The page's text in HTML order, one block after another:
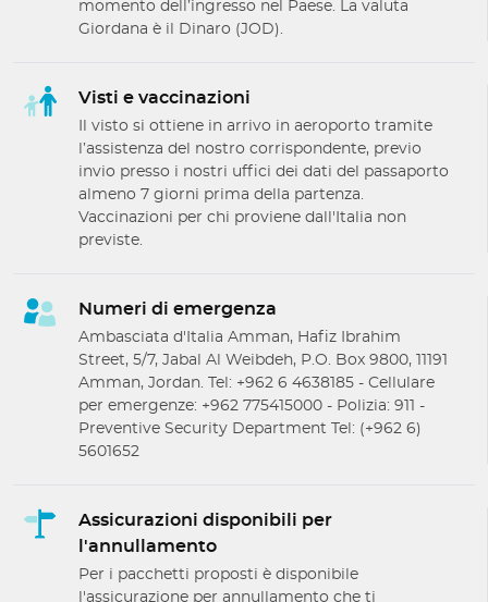
momento dell’ingresso nel Paese. La valuta
Giordana è il Dinaro (JOD).
Visti e vaccinazioni
Il visto si ottiene in arrivo in aeroporto tramite
l’assistenza del nostro corrispondente, previo
invio presso i nostri uffici dei dati del passaporto
almeno 7 giorni prima della partenza.
Vaccinazioni per chi proviene dall'Italia non
previste.
Numeri di emergenza
Ambasciata d'Italia Amman, Hafiz Ibrahim
Street, 5/7, Jabal Al Weibdeh, P.O. Box 9800, 11191
Amman, Jordan. Tel: +962 6 4638185 - Cellulare
per emergenze: +962 775415000 - Polizia: 911 -
Preventive Security Department Tel: (+962 6)
5601652
Assicurazioni disponibili per
l'annullamento
Per i pacchetti proposti è disponibile
l'assicurazione per annullamento che ti